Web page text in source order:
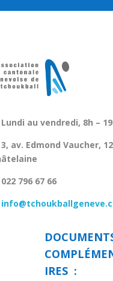
Lundi au vendredi, 8h –
3, av. Edmond Vaucher,
796 67 66
IRES :